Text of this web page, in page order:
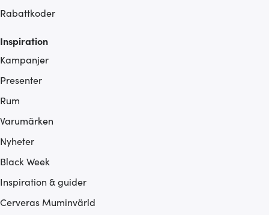
Rabattkoder
Inspiration
Kampanjer
Presenter
Rum
Varumärken
Nyheter
Black Week
Inspiration & guider
Cerveras Muminvärld